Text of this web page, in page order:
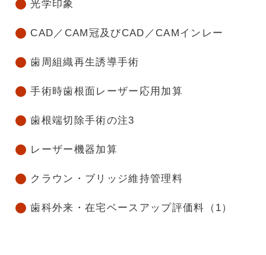
光学印象
CAD／CAM冠及びCAD／CAMインレー
歯周組織再生誘導手術
手術時歯根面レーザー応用加算
歯根端切除手術の注3
レーザー機器加算
クラウン・ブリッジ維持管理料
歯科外来・在宅ベースアップ評価料（1）